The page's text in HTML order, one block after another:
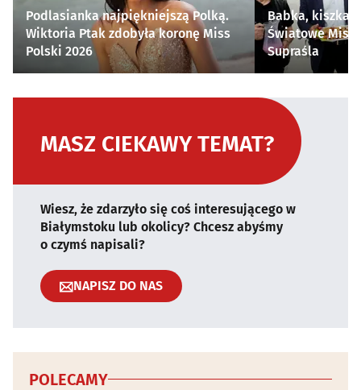
Podlasianka najpiękniejszą Polką.
Wiktoria Ptak zdobyła koronę Miss
Polski 2026
Babka, kiszka i
Światowe
Supraśla
MASZ CIEKAWY TEMAT?
Wiesz, że zdarzyło się coś interesującego w
Białymstoku lub okolicy? Chcesz abyśmy
o czymś napisali?
NAPISZ DO NAS
POLECAMY